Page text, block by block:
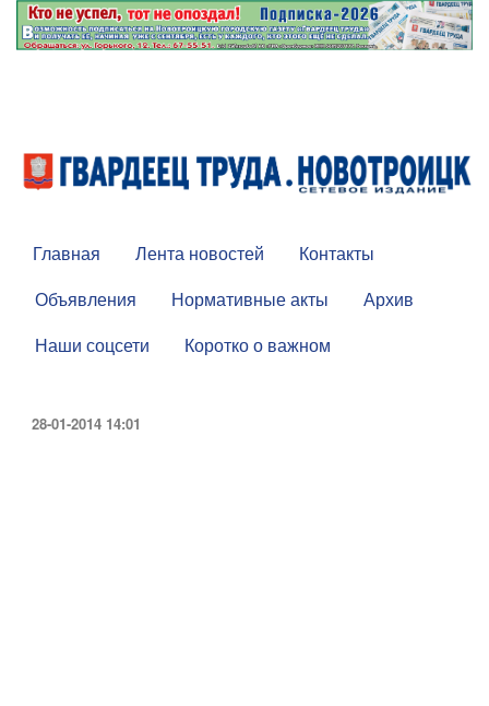
Главная Лента новостей
Контакты
Объявления
Нормативные акты
Архив
Наши соцсети
Коротко о важном
28-01-2014 14:01